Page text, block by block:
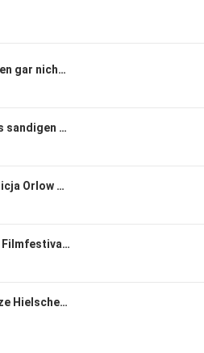
die durch Säureregen
passiert, wenn AfD-Mitglieder
nicht Zustimmen
Politikverdrossenheit
die die gesamte
Warum wollen viele Menschen gar nicht frei sein? Frank Richter über Freiheit, Zukunft und Herkunft
Kann man auf Brandenburgs sandigen Böden Landwirtschaft neu denken? Benedikt von Gut & Bösel
Viel Platz zum Gestalten: Alicja Orlow über Demokratiearbeit in Vorpommern
Wo die Neiße verbindet: Ein Filmfestival zwischen Deutschland, Polen und Tschechien
Hast du eine Ostseele, Matze Hielscher?